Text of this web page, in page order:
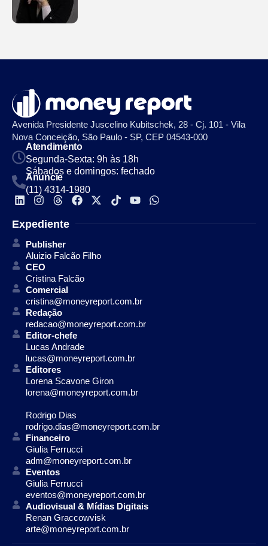
Avenida Presidente Juscelino Kubitschek, 28 - Cj. 101 - Vila
Nova Conceição, São Paulo - SP, CEP 04543-000
Atendimento
Segunda-Sexta: 9h às 18h
Sábados e domingos: fechado
Anuncie
(11) 4314-1980
Expediente
Publisher
Aluizio Falcão Filho
CEO
Cristina Falcão
Comercial
cristina@moneyreport.com.br
Redação
redacao@moneyreport.com.br
Editor-chefe
Lucas Andrade
lucas@moneyreport.com.br
Editores
Lorena Scavone Giron
lorena@moneyreport.com.br
Rodrigo Dias
rodrigo.dias@moneyreport.com.br
Financeiro
Giulia Ferrucci
adm@moneyreport.com.br
Eventos
Giulia Ferrucci
eventos@moneyreport.com.br
Audiovisual & Mídias Digitais
Renan Graccowvisk
arte@moneyreport.com.br